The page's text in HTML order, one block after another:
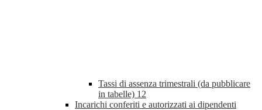
Tassi di assenza trimestrali (da pubblicare
in tabelle) 12
Incarichi conferiti e autorizzati ai dipendenti